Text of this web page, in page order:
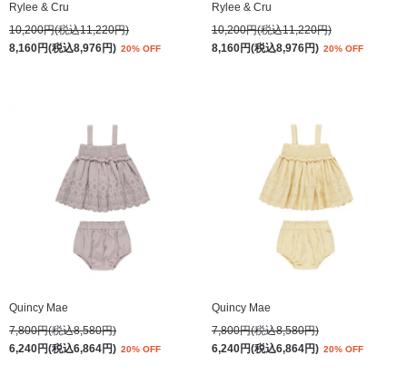
Rylee & Cru
10,200円(税込11,220円)
8,160円(税込8,976円) 20% OFF
Rylee & Cru
10,200円(税込11,220円)
8,160円(税込8,976円) 20% OFF
Quincy Mae
7,800円(税込8,580円)
6,240円(税込6,864円) 20% OFF
Quincy Mae
7,800円(税込8,580円)
6,240円(税込6,864円) 20% OFF